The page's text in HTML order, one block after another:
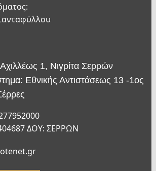
1, Νιγρίτα Σερρών
Εθνικής Αντιστάσεως 13 -1ος
ΔΟΥ: ΣΕΡΡΩΝ